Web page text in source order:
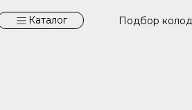
Подбор
Каталог